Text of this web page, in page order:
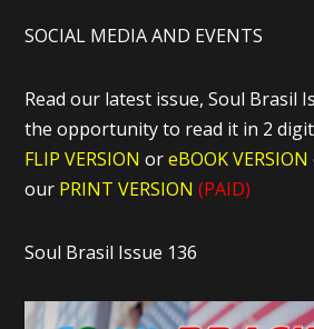
SOCIAL MEDIA AND EVENTS
Read our latest issue, Soul Brasil
the opportunity to read it in 2
FLIP VERSION oreBOOK VERSION
our PRINT VERSION (PAID)
Soul Brasil Issue 136